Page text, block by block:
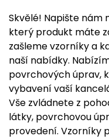
Skvělé! Napište nám
který produkt máte
zašleme vzorníky a
naší nabídky.
povrchových úprav,
vybavení vaší
Vše zvládnete z
látky, povrchovou
provedení. Vzorníky